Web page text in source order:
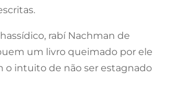
rabí Nachman de
um livro queimado por ele
o intuito de não ser estagnado